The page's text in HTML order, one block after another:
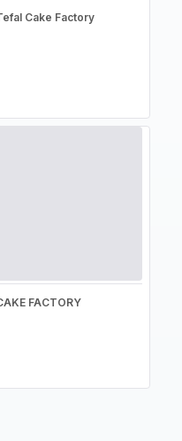
Cake Factory
FACTORY